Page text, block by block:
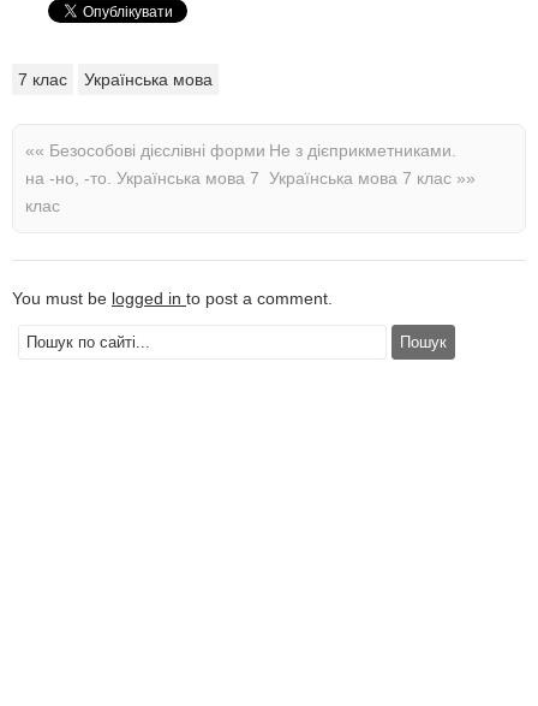
7 клас Українська мова
«« Безособові дієслівні форми
на -но, -то. Українська мова 7
клас
Не з дієприкметниками.
Українська мова 7 клас »»
You must be logged in to post a comment.